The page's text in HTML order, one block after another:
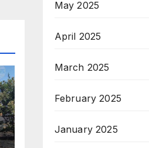
May 2025
April 2025
March 2025
February 2025
January 2025